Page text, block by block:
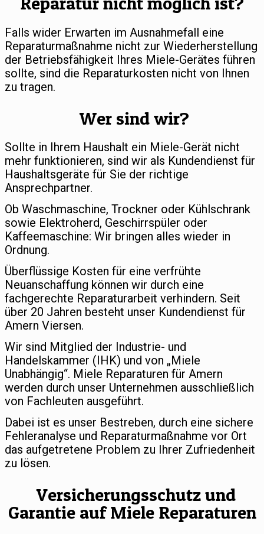
Falls wider Erwarten im Ausnahmefall eine
Reparaturmaßnahme nicht zur Wiederherstellung
der Betriebsfähigkeit Ihres Miele-Gerätes führen
sollte, sind die Reparaturkosten nicht von Ihnen
zu tragen.
Wer sind wir?
Sollte in Ihrem Haushalt ein Miele-Gerät nicht
mehr funktionieren, sind wir als Kundendienst für
Haushaltsgeräte für Sie der richtige
Ansprechpartner.
Ob Waschmaschine, Trockner oder Kühlschrank
sowie Elektroherd, Geschirrspüler oder
Kaffeemaschine: Wir bringen alles wieder in
Ordnung.
Überflüssige Kosten für eine verfrühte
Neuanschaffung können wir durch eine
fachgerechte Reparaturarbeit verhindern. Seit
über 20 Jahren besteht unser Kundendienst für
Amern Viersen.
Wir sind Mitglied der Industrie- und
Handelskammer (IHK) und von „Miele
Unabhängig“. Miele Reparaturen für Amern
werden durch unser Unternehmen ausschließlich
von Fachleuten ausgeführt.
Dabei ist es unser Bestreben, durch eine sichere
Fehleranalyse und Reparaturmaßnahme vor Ort
das aufgetretene Problem zu Ihrer Zufriedenheit
zu lösen.
Versicherungsschutz und
Garantie auf Miele Reparaturen